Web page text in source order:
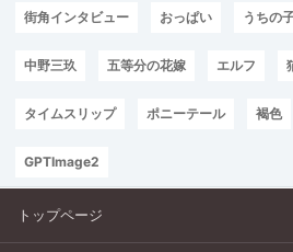
街角インタビュー おっぱい うちの
中野三玖 五等分の花嫁 エルフ
タイムスリップ ポニーテール 褐色
GPTImage2
トップページ